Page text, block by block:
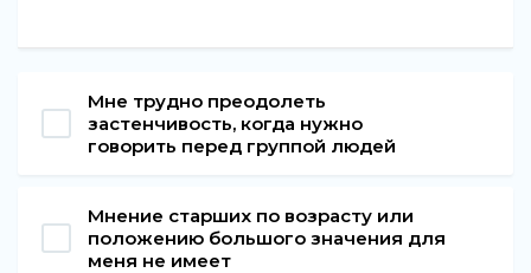
Мне трудно преодолеть
застенчивость, когда нужно
говорить перед группой людей
Мнение старших по возрасту или
положению большого значения для
меня не имеет